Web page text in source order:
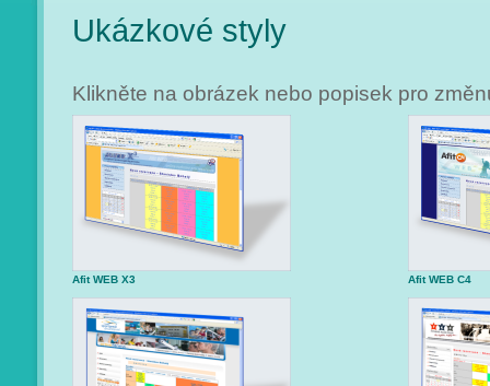
Ukázkové styly
Klikněte na obrázek nebo popisek pro
Afit WEB X3 Afit WEB C4